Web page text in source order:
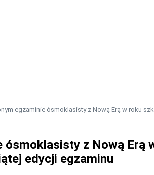
egzaminie ósmoklasisty z Nową Erą w roku
ósmoklasisty z Nową
edycji egzaminu